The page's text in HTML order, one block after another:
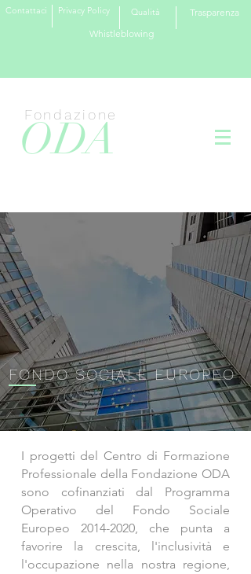
Contattaci Privacy Policy Qualità
Whistleblowing
Trasparenza
Fondazione
ODA
FONDO SOCIALE EUROPEO
I progetti del Centro di Formazione
Professionale della Fondazione ODA
sono cofinanziati dal Programma
Operativo del Fondo Sociale
Europeo 2014-2020, che punta a
favorire la crescita, l'inclusività e
l'occupazione nella nostra regione,